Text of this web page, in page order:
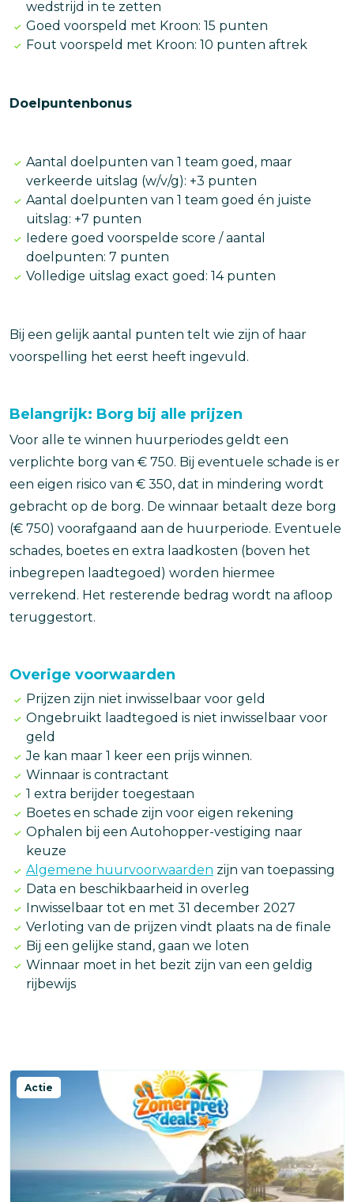
wedstrijd in te zetten
Goed voorspeld met Kroon: 15 punten
Fout voorspeld met Kroon: 10 punten aftrek
Doelpuntenbonus
Aantal doelpunten van 1 team goed, maar
verkeerde uitslag (w/v/g): +3 punten
Aantal doelpunten van 1 team goed én juiste
uitslag: +7 punten
Iedere goed voorspelde score / aantal
doelpunten: 7 punten
Volledige uitslag exact goed: 14 punten
Bij een gelijk aantal punten telt wie zijn of haar
voorspelling het eerst heeft ingevuld.
Belangrijk: Borg bij alle prijzen
Voor alle te winnen huurperiodes geldt een
verplichte borg van € 750. Bij eventuele schade is er
een eigen risico van € 350, dat in mindering wordt
gebracht op de borg. De winnaar betaalt deze borg
(€ 750) voorafgaand aan de huurperiode. Eventuele
schades, boetes en extra laadkosten (boven het
inbegrepen laadtegoed) worden hiermee
verrekend. Het resterende bedrag wordt na afloop
teruggestort.
Overige voorwaarden
Prijzen zijn niet inwisselbaar voor geld
Ongebruikt laadtegoed is niet inwisselbaar voor
geld
Je kan maar 1 keer een prijs winnen.
Winnaar is contractant
1 extra berijder toegestaan
Boetes en schade zijn voor eigen rekening
Ophalen bij een Autohopper-vestiging naar
keuze
Algemene huurvoorwaarden zijn van toepassing
Data en beschikbaarheid in overleg
Inwisselbaar tot en met 31 december 2027
Verloting van de prijzen vindt plaats na de finale
Bij een gelijke stand, gaan we loten
Winnaar moet in het bezit zijn van een geldig
rijbewijs
Actie